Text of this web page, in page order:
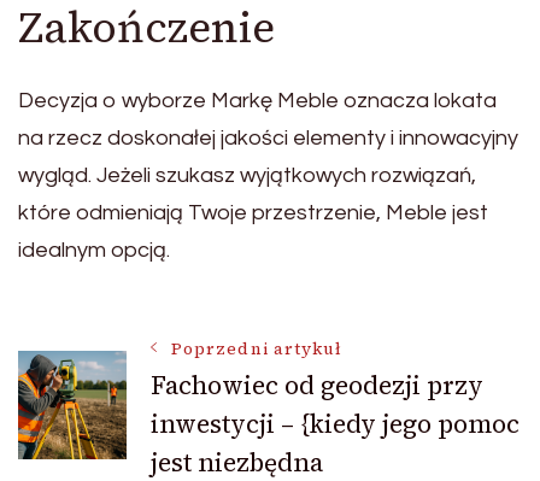
Zakończenie
Decyzja o wyborze Markę Meble oznacza lokata
na rzecz doskonałej jakości elementy i innowacyjny
wygląd. Jeżeli szukasz wyjątkowych rozwiązań,
które odmieniają Twoje przestrzenie, Meble jest
idealnym opcją.
Nawigacja
wpisu
Poprzedni artykuł
Fachowiec od geodezji przy
inwestycji – {kiedy jego pomoc
jest niezbędna